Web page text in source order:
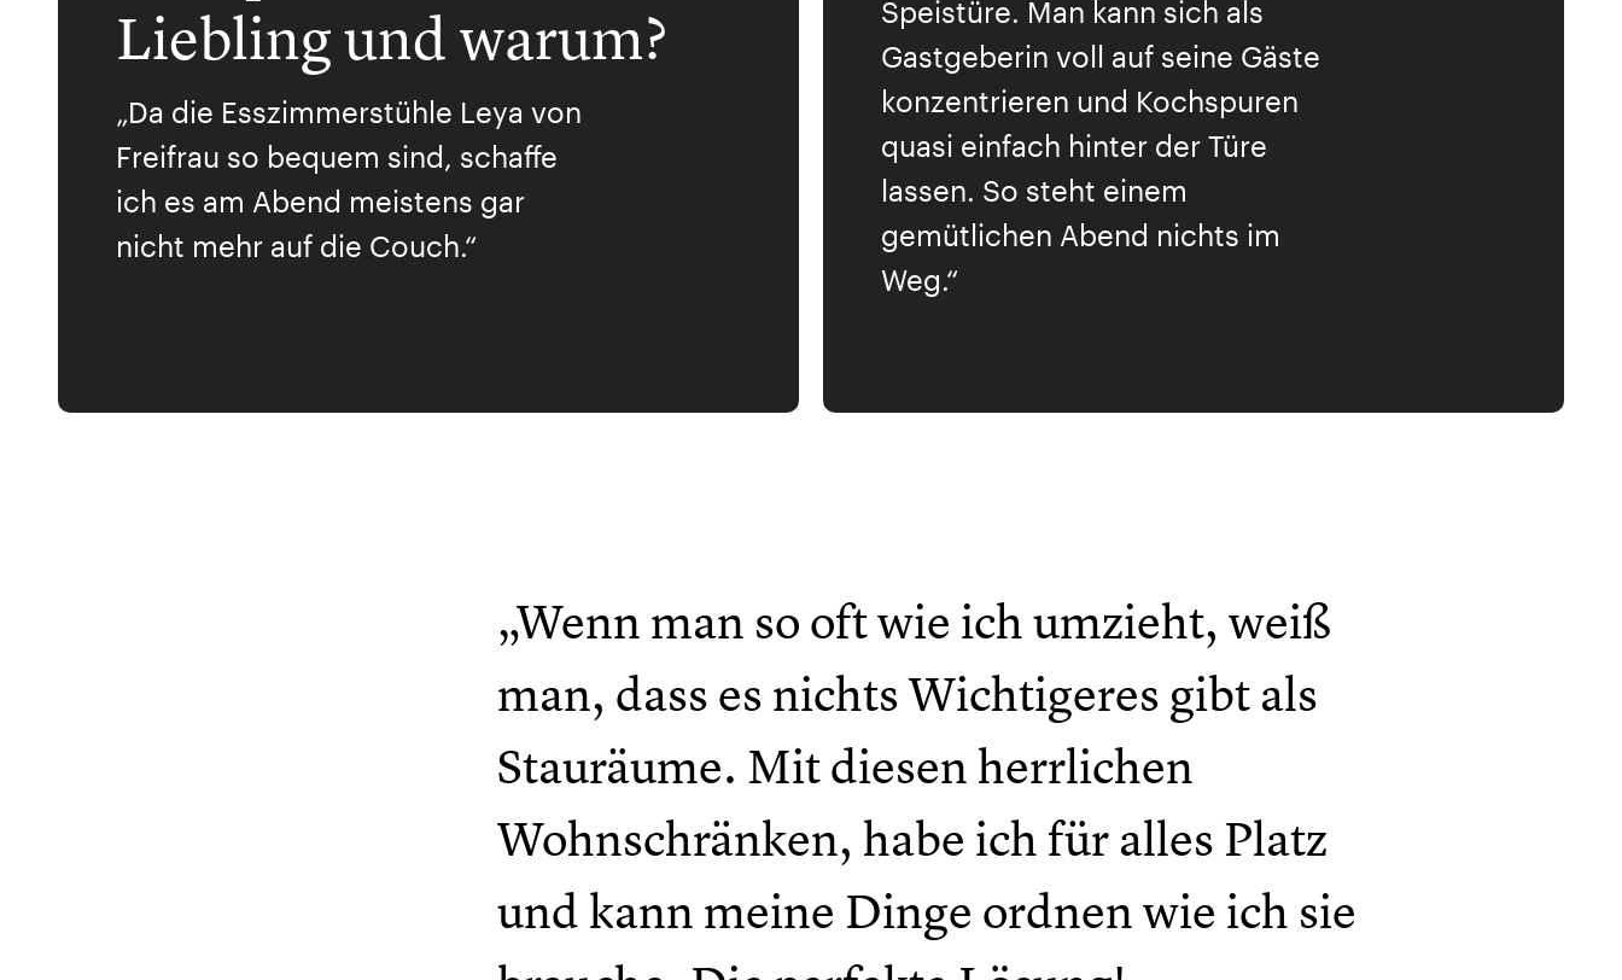
Liebling und warum?
„Da die Esszimmerstühle Leya von
Freifrau so bequem sind, schaffe
ich es am Abend meistens gar
nicht mehr auf die Couch.“
Speistüre. Man kann sich als
Gastgeberin voll auf seine Gäste
konzentrieren und Kochspuren
quasi einfach hinter der Türe
lassen. So steht einem
gemütlichen Abend nichts im
Weg.“
„Wenn man so oft wie ich umzieht, weiß
man, dass es nichts Wichtigeres gibt als
Stauräume. Mit diesen herrlichen
Wohnschränken, habe ich für alles Platz
und kann meine Dinge ordnen wie ich sie